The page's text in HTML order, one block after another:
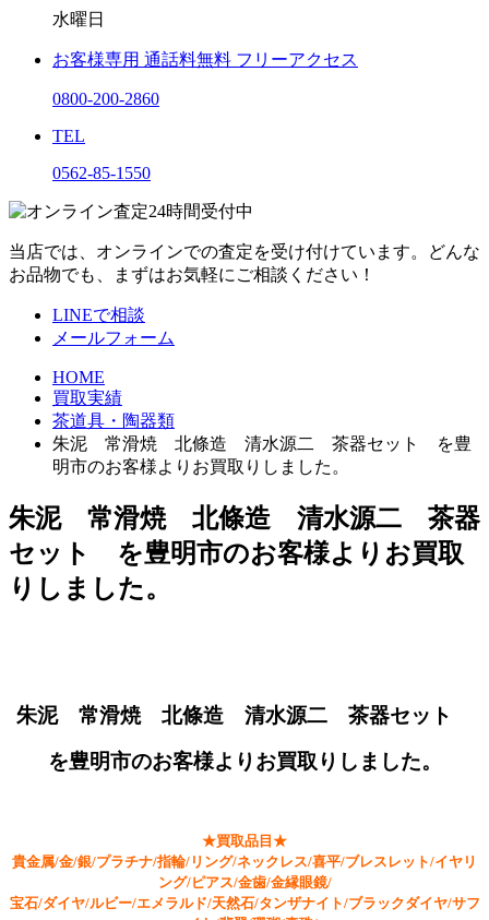
水曜日
お客様専用 通話料無料 フリーアクセス
0800-200-2860
TEL
0562-85-1550
当店では、オンラインでの査定を受け付けています。どんな
お品物でも、まずはお気軽にご相談ください！
LINEで相談
メールフォーム
HOME
買取実績
茶道具・陶器類
朱泥 常滑焼 北條造 清水源二 茶器セット を豊
明市のお客様よりお買取りしました。
朱泥 常滑焼 北條造 清水源二 茶器
セット を豊明市のお客様よりお買取
りしました。
朱泥 常滑焼 北條造 清水源二 茶器セット
を豊明市のお客様よりお買取りしました。
★買取品目★
貴金属/金/銀/プラチナ/指輪/リング/ネックレス/喜平/ブレスレット/イヤリ
ング/ピアス/金歯/金縁眼鏡/
宝石/ダイヤ/ルビー/エメラルド/天然石/タンザナイト/ブラックダイヤ/サフ